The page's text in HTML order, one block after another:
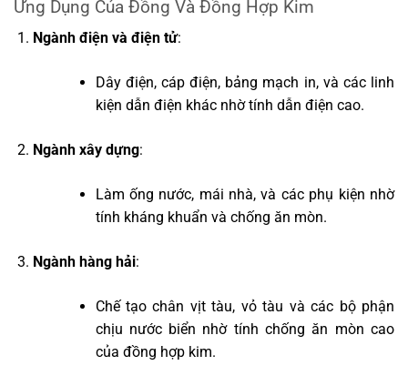
Ứng Dụng Của Đồng Và Đồng Hợp Kim
Ngành điện và điện tử:
Dây điện, cáp điện, bảng mạch in, và các linh
kiện dẫn điện khác nhờ tính dẫn điện cao.
Ngành xây dựng:
Làm ống nước, mái nhà, và các phụ kiện nhờ
tính kháng khuẩn và chống ăn mòn.
Ngành hàng hải:
Chế tạo chân vịt tàu, vỏ tàu và các bộ phận
chịu nước biển nhờ tính chống ăn mòn cao
của đồng hợp kim.